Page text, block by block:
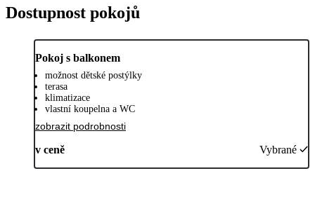
Dostupnost pokojů
Pokoj s balkonem
možnost dětské postýlky
terasa
klimatizace
vlastní koupelna a WC
zobrazit podrobnosti
v ceně Vybrané